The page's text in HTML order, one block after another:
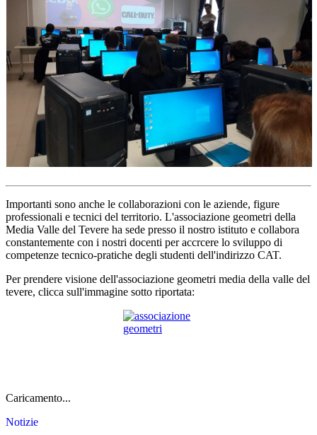
Importanti sono anche le collaborazioni con le aziende, figure
professionali e tecnici del territorio. L'associazione geometri della
Media Valle del Tevere ha sede presso il nostro istituto e collabora
constantemente con i nostri docenti per accrcere lo sviluppo di
competenze tecnico-pratiche degli studenti dell'indirizzo CAT.
Per prendere visione dell'associazione geometri media della valle del
tevere, clicca sull'immagine sotto riportata:
Caricamento...
Notizie